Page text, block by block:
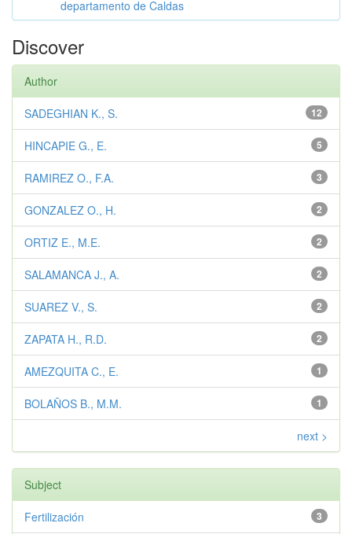
departamento de Caldas
Discover
Author
12
SADEGHIAN K., S.
5
HINCAPIE G., E.
3
RAMIREZ O., F.A.
2
GONZALEZ O., H.
2
ORTIZ E., M.E.
2
SALAMANCA J., A.
2
SUAREZ V., S.
2
ZAPATA H., R.D.
1
AMEZQUITA C., E.
1
BOLAÑOS B., M.M.
next >
Subject
3
Fertilización